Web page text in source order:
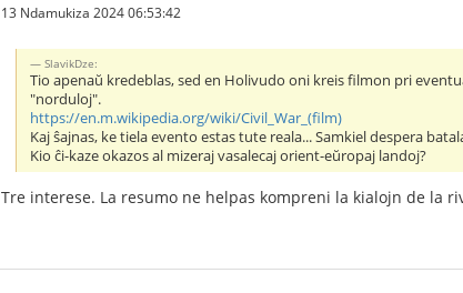
13 Ndamukiza 2024 06:53:42
SlavikDze:
Tio apenaŭ kredeblas, sed en Holivudo oni kreis filmon pri
"norduloj".
https://en.m.wikipedia.org/wiki/Civil_War_(film)
Kaj ŝajnas, ke tiela evento estas tute reala... Samkiel despera
Kio ĉi-kaze okazos al mizeraj vasalecaj orient-eŭropaj landoj?
Tre interese. La resumo ne helpas kompreni la kialojn de la